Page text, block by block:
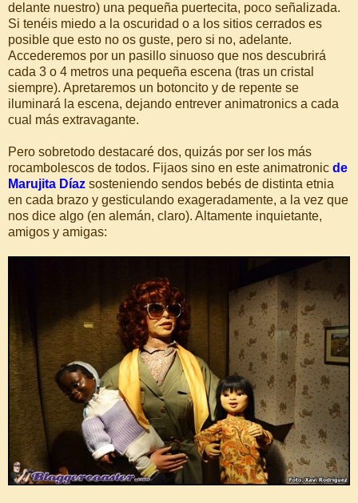
delante nuestro) una pequeña puertecita, poco señalizada.
Si tenéis miedo a la oscuridad o a los sitios cerrados es
posible que esto no os guste, pero si no, adelante.
Accederemos por un pasillo sinuoso que nos descubrirá
cada 3 o 4 metros una pequeña escena (tras un cristal
siempre). Apretaremos un botoncito y de repente se
iluminará la escena, dejando entrever animatronics a cada
cual más extravagante.
Pero sobretodo destacaré dos, quizás por ser los más
rocambolescos de todos. Fijaos sino en este animatronic de
Marujita Díaz sosteniendo sendos bebés de distinta etnia
en cada brazo y gesticulando exageradamente, a la vez que
nos dice algo (en alemán, claro). Altamente inquietante,
amigos y amigas: